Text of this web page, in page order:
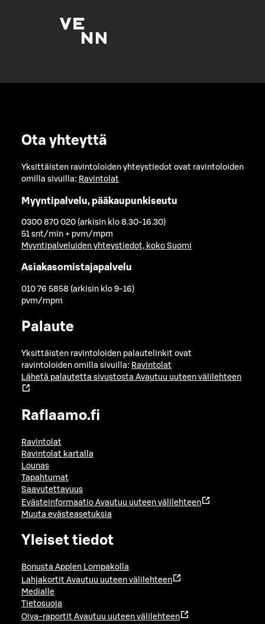
Ota yhteyttä
Yksittäisten ravintoloiden yhteystiedot ovat ravintoloiden
omilla sivuilla: Ravintolat
Myyntipalvelu, pääkaupunkiseutu
0300 870 020 (arkisin klo 8.30-16.30)
51 snt/min + pvm/mpm
Myyntipalveluiden yhteystiedot, koko Suomi
Asiakasomistajapalvelu
010 76 5858 (arkisin klo 9-16)
pvm/mpm
Palaute
Yksittäisten ravintoloiden palautelinkit ovat
ravintoloiden omilla sivuilla: Ravintolat
Lähetä palautetta sivustosta Avautuu uuteen välilehteen
Raflaamo.fi
Ravintolat
Ravintolat kartalla
Lounas
Tapahtumat
Saavutettavuus
Evästeinformaatio Avautuu uuteen välilehteen
Muuta evästeasetuksia
Yleiset tiedot
Bonusta Applen Lompakolla
Lahjakortit Avautuu uuteen välilehteen
Medialle
Tietosuoja
Oiva-raportit Avautuu uuteen välilehteen